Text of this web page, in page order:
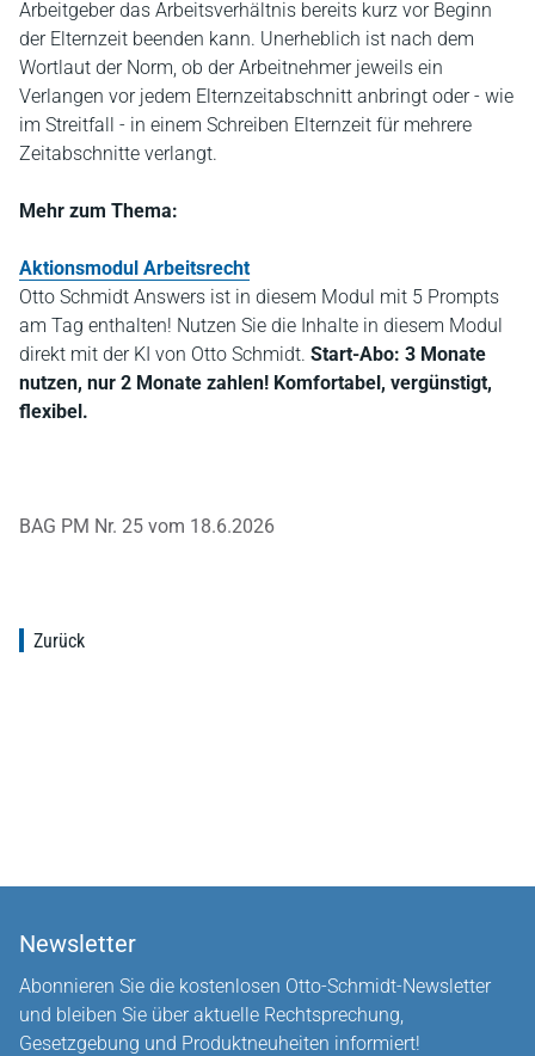
Arbeitgeber das Arbeitsverhältnis bereits kurz vor Beginn
der Elternzeit beenden kann. Unerheblich ist nach dem
Wortlaut der Norm, ob der Arbeitnehmer jeweils ein
Verlangen vor jedem Elternzeitabschnitt anbringt oder - wie
im Streitfall - in einem Schreiben Elternzeit für mehrere
Zeitabschnitte verlangt.
Mehr zum Thema:
Aktionsmodul Arbeitsrecht
Otto Schmidt Answers ist in diesem Modul mit 5 Prompts
am Tag enthalten! Nutzen Sie die Inhalte in diesem Modul
direkt mit der KI von Otto Schmidt. Start-Abo: 3 Monate
nutzen, nur 2 Monate zahlen! Komfortabel, vergünstigt,
flexibel.
BAG PM Nr. 25 vom 18.6.2026
Zurück
Newsletter
Abonnieren Sie die kostenlosen Otto-Schmidt-Newsletter
und bleiben Sie über aktuelle Rechtsprechung,
Gesetzgebung und Produktneuheiten informiert!